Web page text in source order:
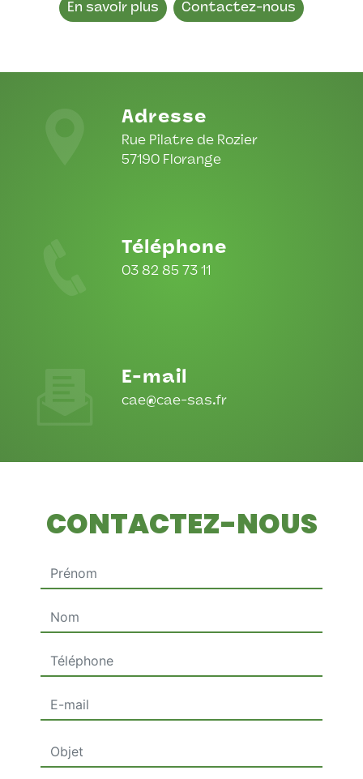
En savoir plus Contactez-nous
Adresse
Rue Pilatre de Rozier
57190 Florange
Téléphone
03 82 85 73 11
E-mail
cae@cae-sas.fr
CONTACTEZ-NOUS